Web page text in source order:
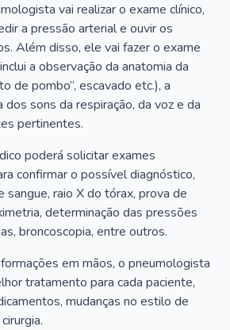
vai realizar o exame clínico,
a pressão arterial e ouvir os
Além disso, ele vai fazer o exame
a observação da anatomia da
de pombo”, escavado etc.), a
dos sons da respiração, da voz e da
pertinentes.
poderá solicitar exames
confirmar o possível diagnóstico,
sangue, raio X do tórax, prova de
determinação das pressões
broncoscopia, entre outros.
em mãos, o pneumologista
tratamento para cada paciente,
mudanças no estilo de